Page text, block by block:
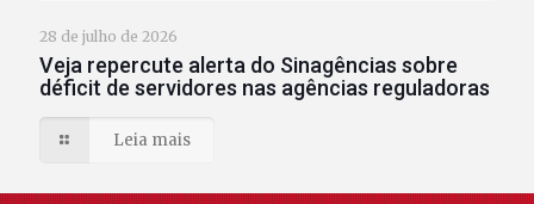
28 de julho de 2026
Veja repercute alerta do Sinagências sobre
déficit de servidores nas agências reguladoras
Leia mais